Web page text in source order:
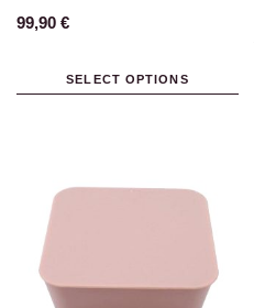
99,90 €
SELECT OPTIONS